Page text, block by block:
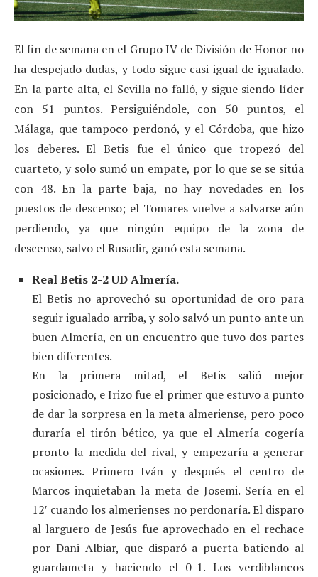
El fin de semana en el Grupo IV de División de Honor no
ha despejado dudas, y todo sigue casi igual de igualado.
En la parte alta, el Sevilla no falló, y sigue siendo líder
con 51 puntos. Persiguiéndole, con 50 puntos, el
Málaga, que tampoco perdonó, y el Córdoba, que hizo
los deberes. El Betis fue el único que tropezó del
cuarteto, y solo sumó un empate, por lo que se se sitúa
con 48. En la parte baja, no hay novedades en los
puestos de descenso; el Tomares vuelve a salvarse aún
perdiendo, ya que ningún equipo de la zona de
descenso, salvo el Rusadir, ganó esta semana.
Real Betis 2-2 UD Almería.
El Betis no aprovechó su oportunidad de oro para
seguir igualado arriba, y solo salvó un punto ante un
buen Almería, en un encuentro que tuvo dos partes
bien diferentes.
En la primera mitad, el Betis salió mejor
posicionado, e Irizo fue el primer que estuvo a punto
de dar la sorpresa en la meta almeriense, pero poco
duraría el tirón bético, ya que el Almería cogería
pronto la medida del rival, y empezaría a generar
ocasiones. Primero Iván y después el centro de
Marcos inquietaban la meta de Josemi. Sería en el
12′ cuando los almerienses no perdonaría. El disparo
al larguero de Jesús fue aprovechado en el rechace
por Dani Albiar, que disparó a puerta batiendo al
guardameta y haciendo el 0-1. Los verdiblancos